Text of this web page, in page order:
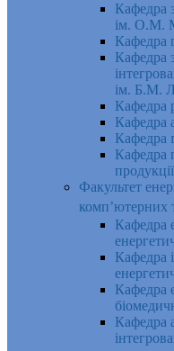
Кафедра
ім. О.М.
Кафедра
Кафедра
ім. Б.М.
Кафедра
Кафедра
Кафедра
Кафедра
Факультет
комп’ютерних
Кафедра
Кафедра
Кафедра
Кафедра